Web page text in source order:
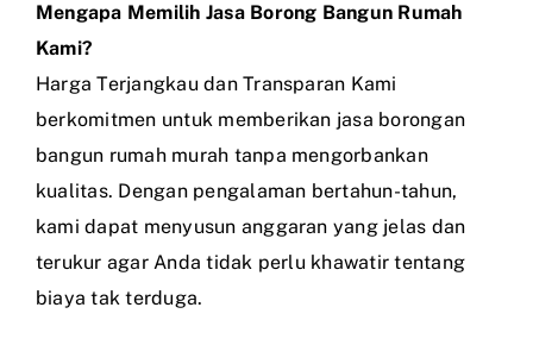
Mengapa Memilih Jasa Borong Bangun Rumah
Kami?
Harga Terjangkau dan Transparan Kami
berkomitmen untuk memberikan jasa borongan
bangun rumah murah tanpa mengorbankan
kualitas. Dengan pengalaman bertahun-tahun,
kami dapat menyusun anggaran yang jelas dan
terukur agar Anda tidak perlu khawatir tentang
biaya tak terduga.